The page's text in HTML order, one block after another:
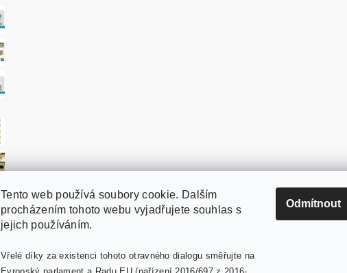
PaperModel.cz
Tento web používá soubory cookie. Dalším
procházením tohoto webu vyjadřujete souhlas s
jejich používáním.
Vřelé díky za existenci tohoto otravného dialogu směřujte na
Odmítnout